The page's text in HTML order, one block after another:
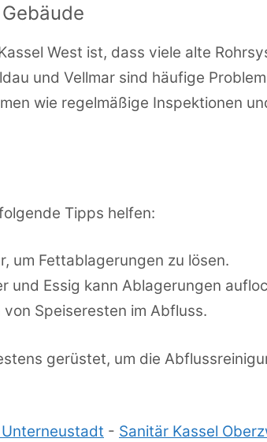
West ist, dass viele alte
und Vellmar sind häufige
wie regelmäßige Inspektionen
Tipps helfen:
um Fettablagerungen zu lösen.
und Essig kann Ablagerungen
Speiseresten im Abfluss.
gerüstet, um die
- Sanitär Kassel